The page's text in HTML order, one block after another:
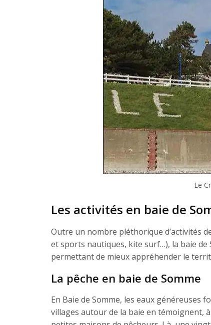
Le
Les activités en baie de
Outre un nombre pléthorique d’activités
et sports nautiques, kite surf…), la baie de
permettant de mieux appréhender le
La pêche en baie de Somme
En Baie de Somme, les eaux généreuses
villages autour de la baie en témoignent,